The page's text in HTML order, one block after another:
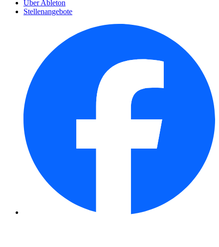
Über Ableton
Stellenangebote